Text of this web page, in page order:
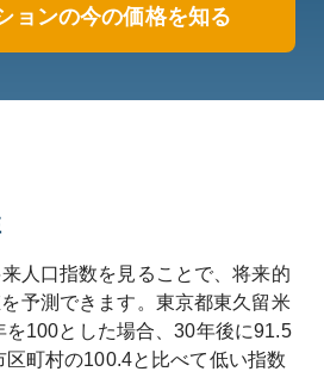
ョンの今の価格を知る
人口指数を見ることで、将来的
予測できます。 東京都東久留米
を100とした場合、30年後に91.5
区町村の100.4と比べて低い指数